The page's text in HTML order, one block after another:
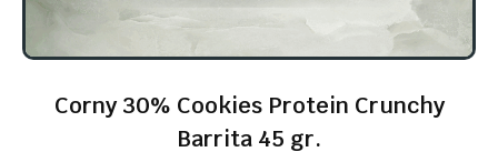
Corny 30% Cookies Protein Crunchy
Barrita 45 gr.